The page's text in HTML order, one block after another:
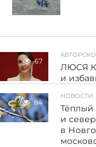
67
ЛЮСЯ
и
84
НОВОСТИ
Тёплый
и
в